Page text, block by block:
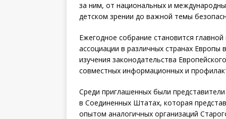
за ним, от национальных и
детском зрении до важной темы
Ежегодное собрание становится
ассоциации в различных странах
изучения законодательства
совместных информационных и
Среди приглашенных были
в Соединенных Штатах, которая
опытом аналогичных организаций